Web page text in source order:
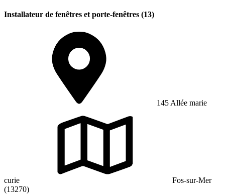
Installateur de fenêtres et porte-fenêtres (13)
145 Allée marie
curie
Fos-sur-Mer
(13270)